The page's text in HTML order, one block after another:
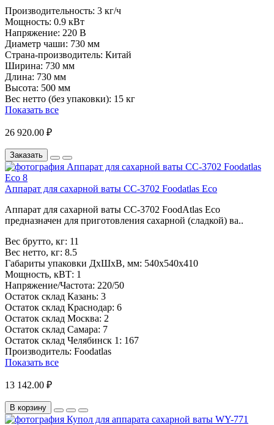
Производительность: 3 кг/ч
Мощность: 0.9 кВт
Напряжение: 220 В
Диаметр чаши: 730 мм
Страна-производитель: Китай
Ширина: 730 мм
Длина: 730 мм
Высота: 500 мм
Вес нетто (без упаковки): 15 кг
Показать все
26 920.00 ₽
Заказать
Аппарат для сахарной ваты CC-3702 Foodatlas Eco
Аппарат для сахарной ваты CC-3702 FoodAtlas Eco
предназначен для приготовления сахарной (сладкой) ва..
Вес брутто, кг: 11
Вес нетто, кг: 8.5
Габариты упаковки ДхШхВ, мм: 540x540x410
Мощность, кВТ: 1
Напряжение/Частота: 220/50
Остаток склад Казань: 3
Остаток склад Краснодар: 6
Остаток склад Москва: 2
Остаток склад Самара: 7
Остаток склад Челябинск 1: 167
Производитель: Foodatlas
Показать все
13 142.00 ₽
В корзину